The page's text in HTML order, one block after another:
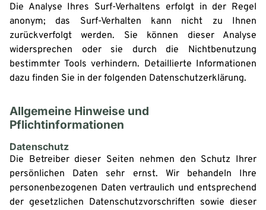
Die Analyse Ihres Surf-Verhaltens erfolgt in der Regel
anonym; das Surf-Verhalten kann nicht zu Ihnen
zurückverfolgt werden. Sie können dieser Analyse
widersprechen oder sie durch die Nichtbenutzung
bestimmter Tools verhindern. Detaillierte Informationen
dazu finden Sie in der folgenden Datenschutzerklärung.
Allgemeine Hinweise und
Pflichtinformationen
Datenschutz
Die Betreiber dieser Seiten nehmen den Schutz Ihrer
persönlichen Daten sehr ernst. Wir behandeln Ihre
personenbezogenen Daten vertraulich und entsprechend
der gesetzlichen Datenschutzvorschriften sowie dieser